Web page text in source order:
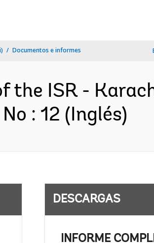
Documentos e informes
the ISR -
: 12 (Inglés)
DESCARGAS
INFORME